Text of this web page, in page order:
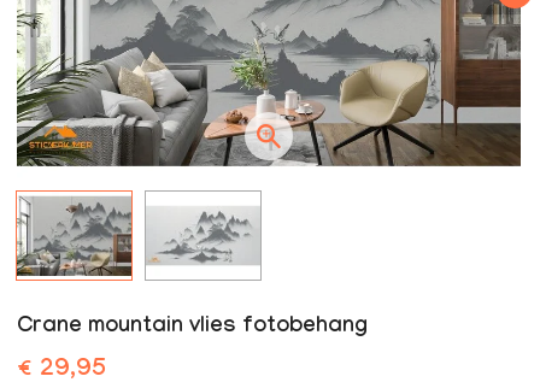
Crane mountain vlies fotobehang
€ 29,95